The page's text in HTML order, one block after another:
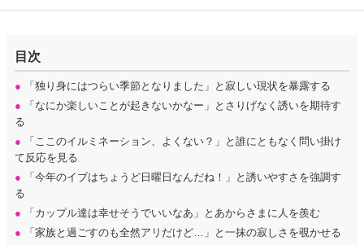
目次
● 「独り身にはつらい季節となりました」と寂しい現状を暴露する
● 「なにか楽しいことが起きないかなー」とさりげなく誘いを期待す
る
● 「ここのイルミネーション、よくない？」と誰にともなく問い掛け
て反応を見る
● 「今年のイブはちょうど日曜日なんだね！」と誘いやすさを強調す
る
● 「カップル達は幸せそうでいいなあ」とあからさまに人を羨む
● 「家族と過ごすのも全然アリだけど…」と一抹の寂しさを覗かせる